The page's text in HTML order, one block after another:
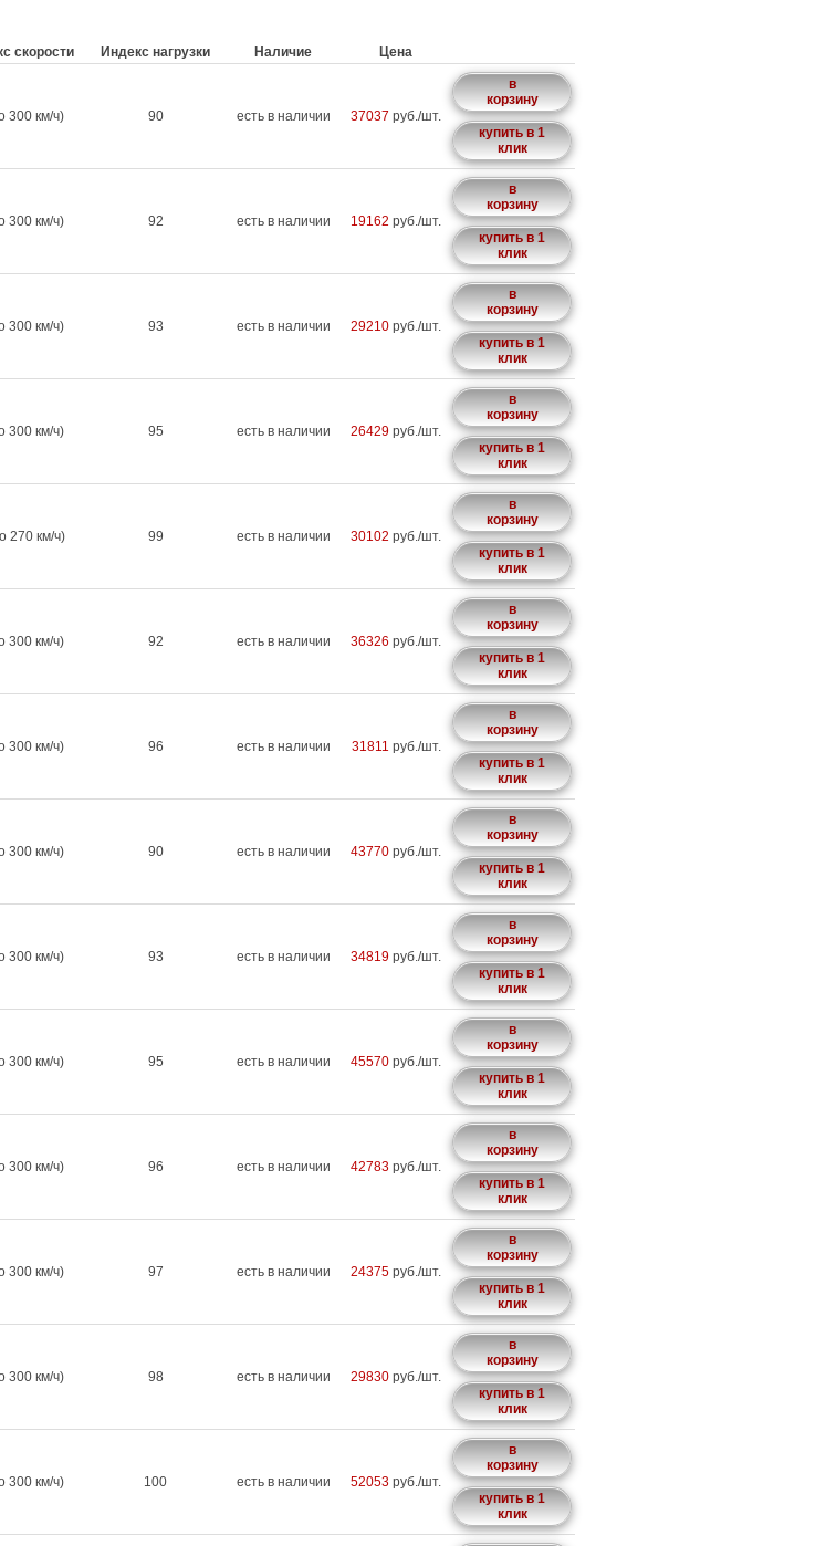
скорости Индекс нагрузки Наличие Цена
300 км/ч) 90 есть в наличии 37037 руб./шт.
в
корзину
купить в 1
клик
300 км/ч) 92 есть в наличии 19162 руб./шт.
в
корзину
купить в 1
клик
300 км/ч) 93 есть в наличии 29210 руб./шт.
в
корзину
купить в 1
клик
300 км/ч) 95 есть в наличии 26429 руб./шт.
в
корзину
купить в 1
клик
270 км/ч) 99 есть в наличии 30102 руб./шт.
в
корзину
купить в 1
клик
300 км/ч) 92 есть в наличии 36326 руб./шт.
в
корзину
купить в 1
клик
300 км/ч) 96 есть в наличии 31811 руб./шт.
в
корзину
купить в 1
клик
300 км/ч) 90 есть в наличии 43770 руб./шт.
в
корзину
купить в 1
клик
300 км/ч) 93 есть в наличии 34819 руб./шт.
в
корзину
купить в 1
клик
300 км/ч) 95 есть в наличии 45570 руб./шт.
в
корзину
купить в 1
клик
300 км/ч) 96 есть в наличии 42783 руб./шт.
в
корзину
купить в 1
клик
300 км/ч) 97 есть в наличии 24375 руб./шт.
в
корзину
купить в 1
клик
300 км/ч) 98 есть в наличии 29830 руб./шт.
в
корзину
купить в 1
клик
300 км/ч) 100 есть в наличии 52053 руб./шт.
в
корзину
купить в 1
клик